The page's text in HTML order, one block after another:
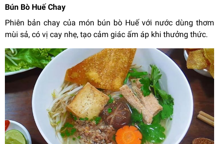
Bún Bò Huế Chay
Phiên bản chay của món bún bò Huế với nước dùng thơm
mùi sả, có vị cay nhẹ, tạo cảm giác ấm áp khi thưởng thức.